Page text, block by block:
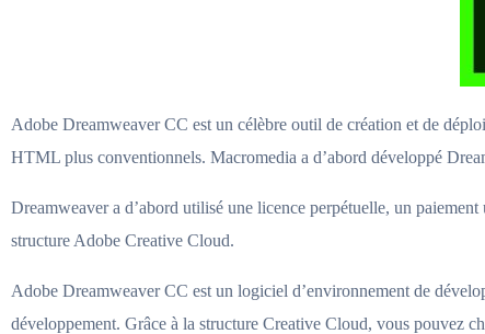
Adobe Dreamweaver CC est un célèbre outil de création et de
HTML plus conventionnels. Macromedia a d’abord développé
Dreamweaver a d’abord utilisé une licence perpétuelle, un
structure Adobe Creative Cloud.
Adobe Dreamweaver CC est un logiciel d’environnement de
développement. Grâce à la structure Creative Cloud, vous pouvez